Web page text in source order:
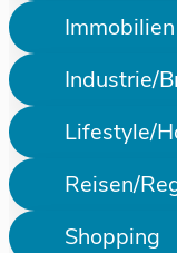
Immobilien
Industrie/
Lifestyle/
Reisen/
Shopping